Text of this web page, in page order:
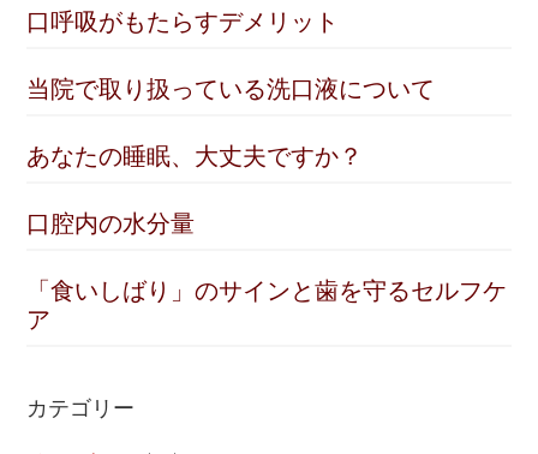
口呼吸がもたらすデメリット
当院で取り扱っている洗口液について
あなたの睡眠、大丈夫ですか？
口腔内の水分量
「食いしばり」のサインと歯を守るセルフケ
ア
カテゴリー